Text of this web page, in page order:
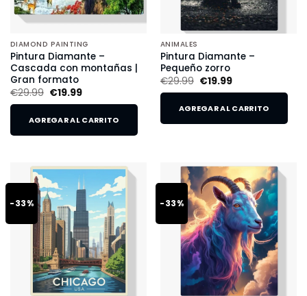
DIAMOND PAINTING
Pintura Diamante –
Cascada con montañas |
Gran formato
€29.99 €19.99
AGREGAR AL CARRITO
ANIMALES
Pintura Diamante –
Pequeño zorro
€29.99 €19.99
AGREGAR AL CARRITO
-33% -33%